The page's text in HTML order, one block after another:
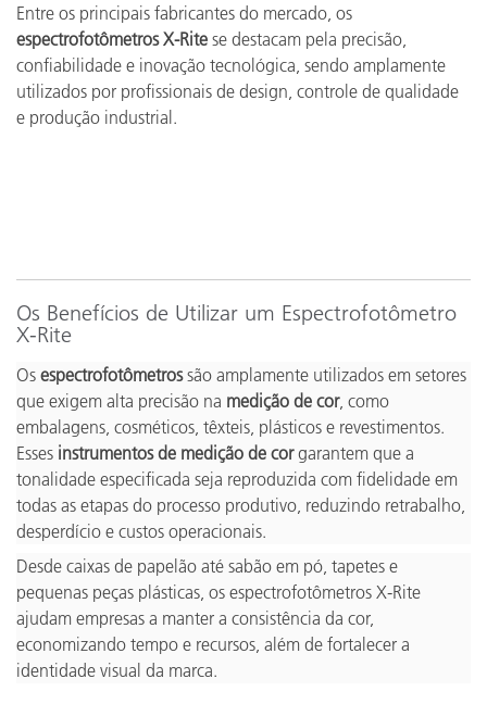
Entre os principais fabricantes do mercado, os
espectrofotômetros X-Rite se destacam pela precisão,
confiabilidade e inovação tecnológica, sendo amplamente
utilizados por profissionais de design, controle de qualidade
e produção industrial.
Os Benefícios de Utilizar um Espectrofotômetro
X-Rite
Os espectrofotômetrossão amplamente utilizados em setores
que exigem alta precisão na medição de cor, como
embalagens, cosméticos, têxteis, plásticos e revestimentos.
Esses instrumentos de medição de corgarantem que a
tonalidade especificada seja reproduzida com fidelidade em
todas as etapas do processo produtivo, reduzindo retrabalho,
desperdício e custos operacionais.
Desde caixas de papelão até sabão em pó, tapetes e
pequenas peças plásticas, os espectrofotômetros X-Rite
ajudam empresas a manter a consistência da cor,
economizando tempo e recursos, além de fortalecer a
identidade visual da marca.